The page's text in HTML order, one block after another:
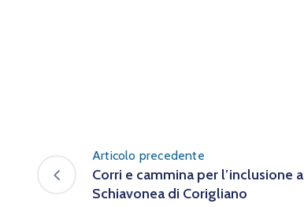
Articolo precedente
Corri e cammina per l’inclusione a
Schiavonea di Corigliano